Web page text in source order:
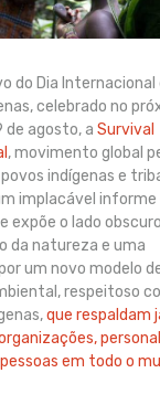
do Dia Internacional
celebrado no
de agosto, a Survival
, movimento global
indígenas e
implacável informe
expõe o lado
da natureza e uma
um novo modelo
respeitoso
que respaldam
em todo o